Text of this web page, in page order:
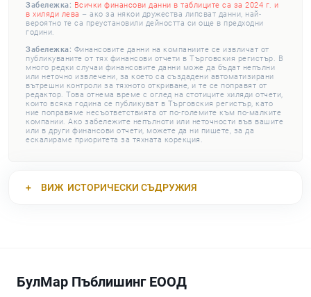
Забележка: Всички финансови данни в таблиците са за 2024 г. и
в хиляди лева – ако за някои дружества липсват данни, най-
вероятно те са преустановили дейността си още в предходни
години.
Забележка: Финансовите данни на компаниите се извличат от
публикуваните от тях финансови отчети в Търговския регистър. В
много редки случаи финансовите данни може да бъдат непълни
или неточно извлечени, за което са създадени автоматизирани
вътрешни контроли за тяхното откриване, и те се поправят от
редактор. Това отнема време с оглед на стотиците хиляди отчети,
които всяка година се публикуват в Търговския регистър, като
ние поправяме несъответствията от по-големите към по-малките
компании. Ако забележите непълноти или неточности във вашите
или в други финансови отчети, можете да ни пишете, за да
ескалираме приоритета за тяхната корекция.
ВИЖ ИСТОРИЧЕСКИ СЪДРУЖИЯ
БулМар Пъблишинг ЕООД